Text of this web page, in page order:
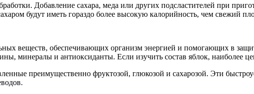
Добавление сахара, меда или других подсластителей при
будут иметь гораздо более высокую калорийность, чем свежий
веществ, обеспечивающих организм энергией и помогающих в
минералы и антиоксиданты. Если изучить состав яблок, наиболее
преимущественно фруктозой, глюкозой и сахарозой. Эти